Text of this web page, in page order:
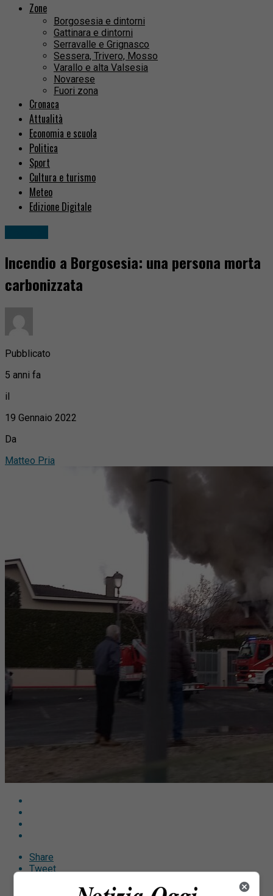
Zone
Borgosesia e dintorni
Gattinara e dintorni
Serravalle e Grignasco
Sessera, Trivero, Mosso
Varallo e alta Valsesia
Novarese
Fuori zona
Cronaca
Attualità
Economia e scuola
Politica
Sport
Cultura e turismo
Meteo
Edizione Digitale
Incendio a Borgosesia: una persona morta
carbonizzata
Pubblicato
5 anni fa
il
19 Gennaio 2022
Da
Matteo Pria
Share
Tweet